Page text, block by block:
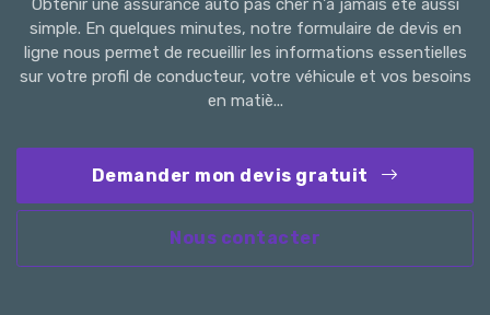
Obtenir une assurance auto pas cher n'a jamais été aussi
simple. En quelques minutes, notre formulaire de devis en
ligne nous permet de recueillir les informations essentielles
sur votre profil de conducteur, votre véhicule et vos besoins
en matiè...
Demander mon devis gratuit
Nous contacter